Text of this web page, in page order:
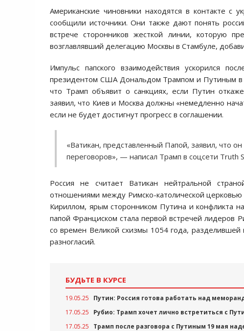
Американские чиновники находятся в контакте с
сообщили источники. Они также дают понять
встрече сторонников жесткой линии, которую
возглавлявший делегацию Москвы в Стамбуле,
Импульс папского взаимодействия ускорился
президентом США Дональдом Трампом и Путиным в
что Трамп объявит о санкциях, если Путин
заявил, что Киев и Москва должны «немедленно
если не будет достигнут прогресс в соглашении.
«Ватикан, представленный Папой, заявил, что
переговоров», — написал Трамп в соцсети Truth
Россия не считает Ватикан нейтральной
отношениями между Римско-католической церковью
Кириллом, ярым сторонником Путина и конфликта
папой Франциском стала первой встречей лидеров
со времен Великой схизмы 1054 года, разделившей
разногласий.
БУДЬТЕ В КУРСЕ
19.05.25
Путин: Россия готова работать над
17.05.25
Рубио: Трамп хочет лично встретиться с
17.05.25
Трамп после разговора с Путиным 19 мая